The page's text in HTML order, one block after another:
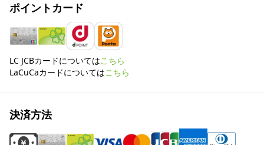
ポイントカード
LC JCBカードについてはこちら
LaCuCaカードについてはこちら
決済方法